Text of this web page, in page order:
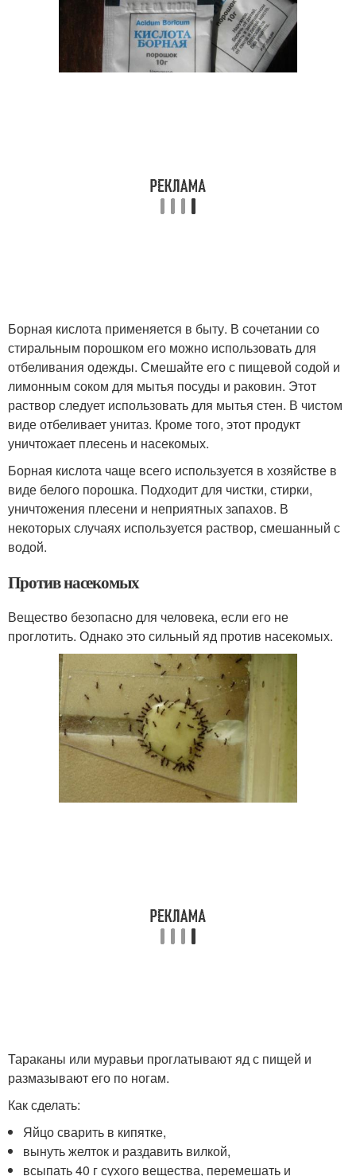
Борная кислота применяется в быту. В сочетании со
стиральным порошком его можно использовать для
отбеливания одежды. Смешайте его с пищевой содой и
лимонным соком для мытья посуды и раковин. Этот
раствор следует использовать для мытья стен. В чистом
виде отбеливает унитаз. Кроме того, этот продукт
уничтожает плесень и насекомых.
Борная кислота чаще всего используется в хозяйстве в
виде белого порошка. Подходит для чистки, стирки,
уничтожения плесени и неприятных запахов. В
некоторых случаях используется раствор, смешанный с
водой.
Против насекомых
Вещество безопасно для человека, если его не
проглотить. Однако это сильный яд против насекомых.
Тараканы или муравьи проглатывают яд с пищей и
размазывают его по ногам.
Как сделать:
Яйцо сварить в кипятке,
вынуть желток и раздавить вилкой,
всыпать 40 г сухого вещества, перемешать и